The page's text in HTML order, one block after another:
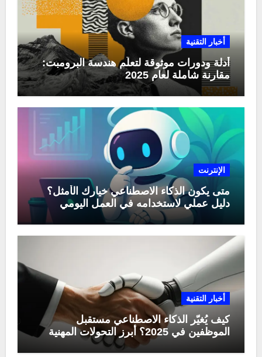
أخبار التقنية
أدلة ودورات موثوقة لتعلّم هندسة البرومبت:
مقارنة شاملة لعام 2025
الإنترنت
متى يكون الذكاء الاصطناعي خيارك الأمثل؟
دليل عملي لاستخدامه في العمل اليومي
أخبار التقنية
كيف يُغيّر الذكاء الاصطناعي مستقبل
الموظفين في 2025؟ أبرز التحولات المهنية